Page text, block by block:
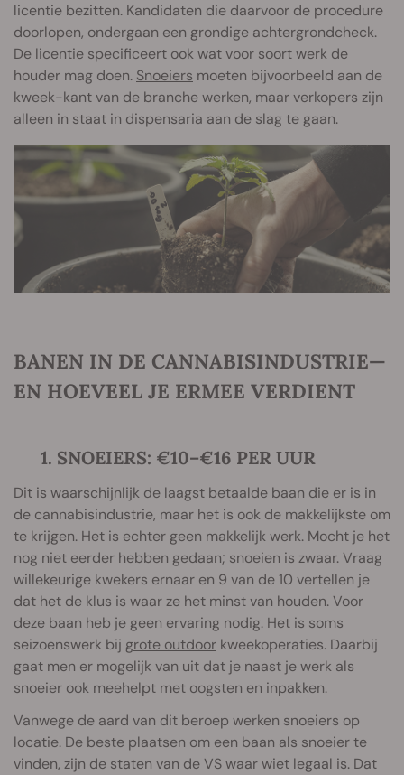
licentie bezitten. Kandidaten die daarvoor de procedure
doorlopen, ondergaan een grondige achtergrondcheck.
De licentie specificeert ook wat voor soort werk de
houder mag doen. Snoeiers moeten bijvoorbeeld aan de
kweek-kant van de branche werken, maar verkopers zijn
alleen in staat in dispensaria aan de slag te gaan.
BANEN IN DE CANNABISINDUSTRIE—
EN HOEVEEL JE ERMEE VERDIENT
1. SNOEIERS: €10–€16 PER UUR
Dit is waarschijnlijk de laagst betaalde baan die er is in
de cannabisindustrie, maar het is ook de makkelijkste om
te krijgen. Het is echter geen makkelijk werk. Mocht je het
nog niet eerder hebben gedaan; snoeien is zwaar. Vraag
willekeurige kwekers ernaar en 9 van de 10 vertellen je
dat het de klus is waar ze het minst van houden. Voor
deze baan heb je geen ervaring nodig. Het is soms
seizoenswerk bij grote outdoor kweekoperaties. Daarbij
gaat men er mogelijk van uit dat je naast je werk als
snoeier ook meehelpt met oogsten en inpakken.
Vanwege de aard van dit beroep werken snoeiers op
locatie. De beste plaatsen om een baan als snoeier te
vinden, zijn de staten van de VS waar wiet legaal is. Dat